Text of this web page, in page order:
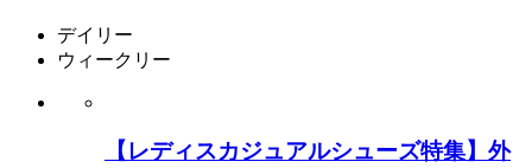
デイリー
ウィークリー
【レディスカジュアルシューズ特集】外